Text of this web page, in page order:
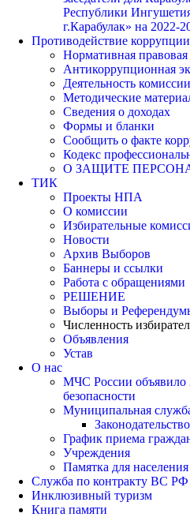
Республики
г.Карабулак» на 2022-
Противодействие коррупции
Нормативная правовая
Антикоррупционная
Деятельность комиссии
Методические
Сведения о доходах
Формы и бланки
Сообщить о факте
Кодекс
О ЗАЩИТЕ
ТИК
Проекты НПА
О комиссии
Избирательные
Новости
Архив Выборов
Баннеры и ссылки
Работа с обращениями
РЕШЕНИЕ
Выборы и
Численность
Объявления
Устав
О нас
МЧС России объявило
безопасности
Муниципальная
График приема
Учреждения
Памятка для населения
Служба по контракту ВС РФ
Инклюзивный туризм
Книга памяти